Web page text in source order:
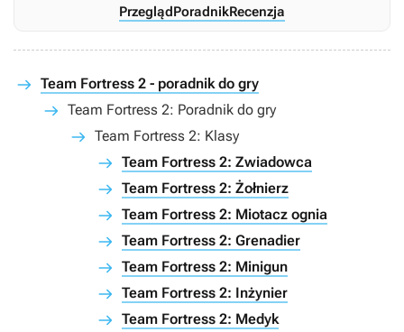
Przegląd PoradnikRecenzja
Team Fortress 2 - poradnik do gry
Team Fortress 2: Poradnik do gry
Team Fortress 2: Klasy
Team Fortress 2: Zwiadowca
Team Fortress 2: Żołnierz
Team Fortress 2: Miotacz ognia
Team Fortress 2: Grenadier
Team Fortress 2: Minigun
Team Fortress 2: Inżynier
Team Fortress 2: Medyk